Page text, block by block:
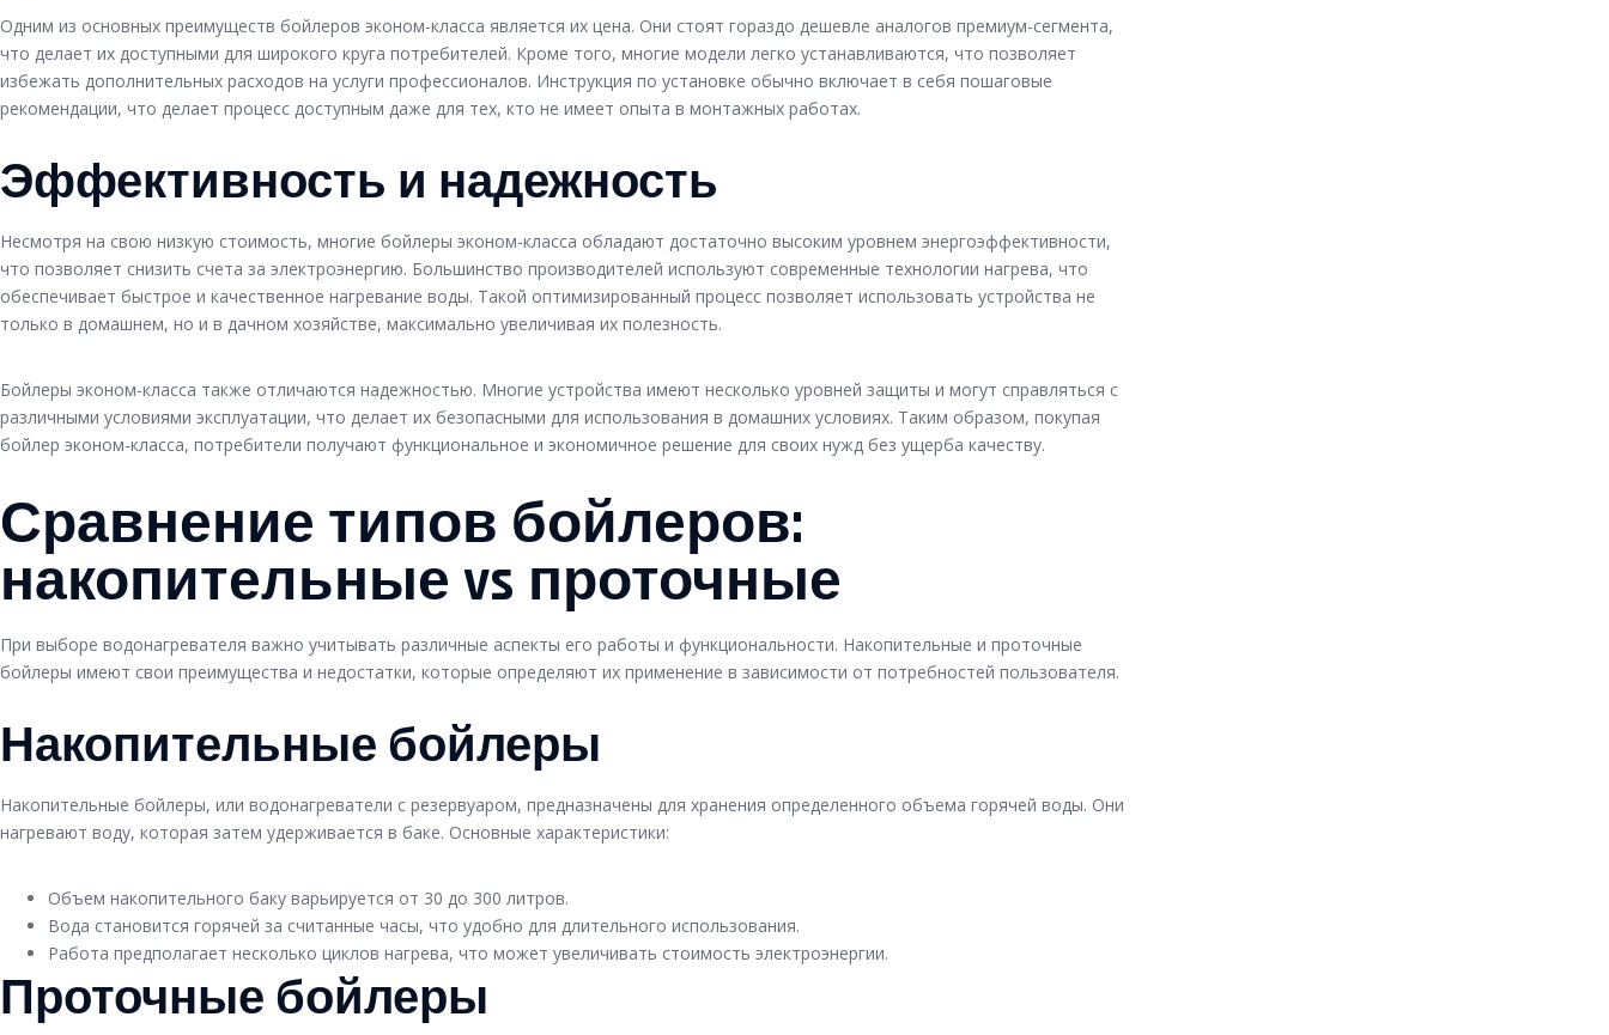
Одним из основных преимуществ бойлеров эконом-класса является их цена. Они стоят гораздо дешевле аналогов премиум-сегмента,
что делает их доступными для широкого круга потребителей. Кроме того, многие модели легко устанавливаются, что позволяет
избежать дополнительных расходов на услуги профессионалов. Инструкция по установке обычно включает в себя пошаговые
рекомендации, что делает процесс доступным даже для тех, кто не имеет опыта в монтажных работах.
Эффективность и надежность
Несмотря на свою низкую стоимость, многие бойлеры эконом-класса обладают достаточно высоким уровнем энергоэффективности,
что позволяет снизить счета за электроэнергию. Большинство производителей используют современные технологии нагрева, что
обеспечивает быстрое и качественное нагревание воды. Такой оптимизированный процесс позволяет использовать устройства не
только в домашнем, но и в дачном хозяйстве, максимально увеличивая их полезность.
Бойлеры эконом-класса также отличаются надежностью. Многие устройства имеют несколько уровней защиты и могут справляться с
различными условиями эксплуатации, что делает их безопасными для использования в домашних условиях. Таким образом, покупая
бойлер эконом-класса, потребители получают функциональное и экономичное решение для своих нужд без ущерба качеству.
Сравнение типов бойлеров:
накопительные vs проточные
При выборе водонагревателя важно учитывать различные аспекты его работы и функциональности. Накопительные и проточные
бойлеры имеют свои преимущества и недостатки, которые определяют их применение в зависимости от потребностей пользователя.
Накопительные бойлеры
Накопительные бойлеры, или водонагреватели с резервуаром, предназначены для хранения определенного объема горячей воды. Они
нагревают воду, которая затем удерживается в баке. Основные характеристики:
Объем накопительного баку варьируется от 30 до 300 литров.
Вода становится горячей за считанные часы, что удобно для длительного использования.
Работа предполагает несколько циклов нагрева, что может увеличивать стоимость электроэнергии.
Проточные бойлеры